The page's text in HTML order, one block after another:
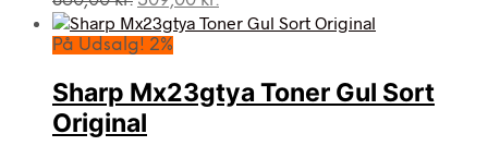
oprindelige
pris
860,00 kr..
aktuelle
509,00 kr..
På Udsalg! 2%
Sharp Mx23gtya Toner Gul Sort
Original